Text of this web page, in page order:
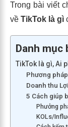
Trong bài viết
về TikTok là gì
Danh mục
TikTok là gì, Ai
Phương
Doanh thu
5 Cách giúp
Phưởng
KOLs/